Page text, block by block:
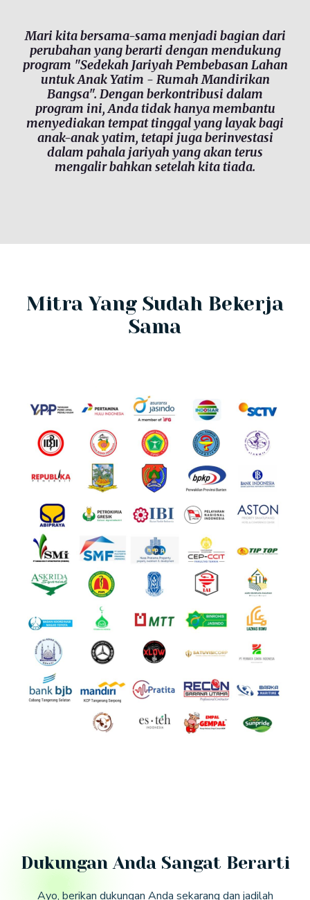
Mari kita bersama-sama menjadi bagian dari
perubahan yang berarti dengan mendukung
program "Sedekah Jariyah Pembebasan Lahan
untuk Anak Yatim - Rumah Mandirikan
Bangsa". Dengan berkontribusi dalam
program ini, Anda tidak hanya membantu
menyediakan tempat tinggal yang layak bagi
anak-anak yatim, tetapi juga berinvestasi
dalam pahala jariyah yang akan terus
mengalir bahkan setelah kita tiada.
Mitra Yang Sudah Bekerja
Sama
Dukungan Anda Sangat Berarti
Ayo, berikan dukungan Anda sekarang dan jadilah